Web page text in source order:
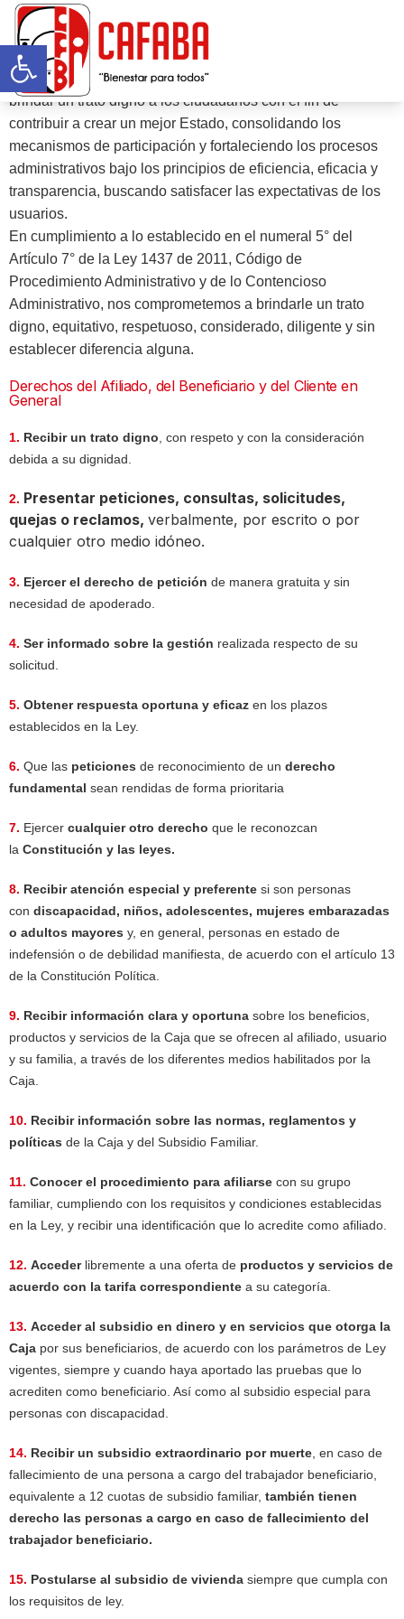
Abrir barra de herramientas
Derechos y Deberes del Afiliado
El Sistema del Subsidio Familiar está comprometido en
brindar un trato digno a los ciudadanos con el fin de
contribuir a crear un mejor Estado, consolidando los
mecanismos de participación y fortaleciendo los procesos
administrativos bajo los principios de eficiencia, eficacia y
transparencia, buscando satisfacer las expectativas de los
usuarios.
En cumplimiento a lo establecido en el numeral 5° del
Artículo 7° de la Ley 1437 de 2011, Código de
Procedimiento Administrativo y de lo Contencioso
Administrativo, nos comprometemos a brindarle un trato
digno, equitativo, respetuoso, considerado, diligente y sin
establecer diferencia alguna.
Derechos del Afiliado, del Beneficiario y del Cliente en
General
1. Recibir un trato digno , con respeto y con la consideración
debida a su dignidad.
2. Presentar peticiones, consultas, solicitudes,
quejas o reclamos, verbalmente, por escrito o por
cualquier otro medio idóneo.
3. Ejercer el derecho de petición de manera gratuita y sin
necesidad de apoderado.
4. Ser informado sobre la gestión realizada respecto de su
solicitud.
5. Obtener respuesta oportuna y eficaz en los plazos
establecidos en la Ley.
6. Que las peticiones de reconocimiento de un derecho
fundamental sean rendidas de forma prioritaria
7. Ejercer cualquier otro derecho que le reconozcan
la Constitución y las leyes.
8. Recibir atención especial y preferente si son personas
con discapacidad, niños, adolescentes, mujeres embarazadas
o adultos mayores y, en general, personas en estado de
indefensión o de debilidad manifiesta, de acuerdo con el artículo 13
de la Constitución Política.
9. Recibir información clara y oportuna sobre los beneficios,
productos y servicios de la Caja que se ofrecen al afiliado, usuario
y su familia, a través de los diferentes medios habilitados por la
Caja.
10. Recibir información sobre las normas, reglamentos y
políticas de la Caja y del Subsidio Familiar.
11. Conocer el procedimiento para afiliarse con su grupo
familiar, cumpliendo con los requisitos y condiciones establecidas
en la Ley, y recibir una identificación que lo acredite como afiliado.
12. Accederlibremente a una oferta de productos y servicios de
acuerdo con la tarifa correspondiente a su categoría.
13. Acceder al subsidio en dinero y en servicios que otorga la
Caja por sus beneficiarios, de acuerdo con los parámetros de Ley
vigentes, siempre y cuando haya aportado las pruebas que lo
acrediten como beneficiario. Así como al subsidio especial para
personas con discapacidad.
14. Recibir un subsidio extraordinario por muerte , en caso de
fallecimiento de una persona a cargo del trabajador beneficiario,
equivalente a 12 cuotas de subsidio familiar, también tienen
derecho las personas a cargo en caso de fallecimiento del
trabajador beneficiario.
15. Postularse al subsidio de vivienda siempre que cumpla con
los requisitos de ley.